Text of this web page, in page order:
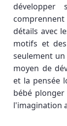
développer
détails avec
motifs et
seulement
moyen de
et la pensée
bébé
l'imagination